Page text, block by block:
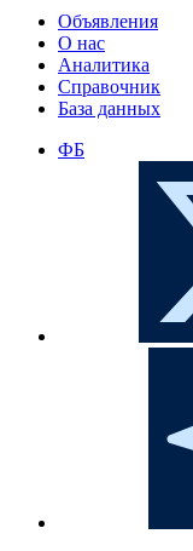
Объявления
О нас
Аналитика
Справочник
База данных
ФБ